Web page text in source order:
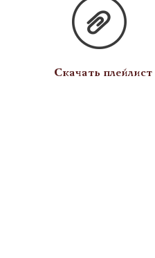
Скачать плейлист